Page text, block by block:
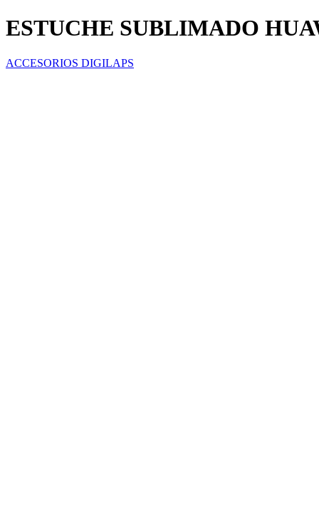
ESTUCHE SUBLIMADO
ACCESORIOS DIGILAPS